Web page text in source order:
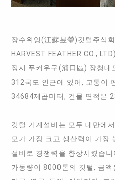
쟝수위잉(江蘇昱瑩)깃털주식
HARVEST FEATHER CO.,
징시 푸커우구(浦口區) 쟝청
312국도 인근에 있어, 교통이
34684제곱미터, 건물 면적은
깃털 기계설비는 모두 대만에
모가 가장 크고 생산력이 가장
설비로 경쟁력을 향상시켰습
가동량이 8000톤의 깃털, 금